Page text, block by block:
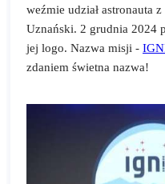
weźmie udział astronauta
Uznański. 2 grudnia 2024
jej logo. Nazwa misji -
zdaniem świetna nazwa!